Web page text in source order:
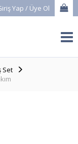
Yap / Üye Ol
Set